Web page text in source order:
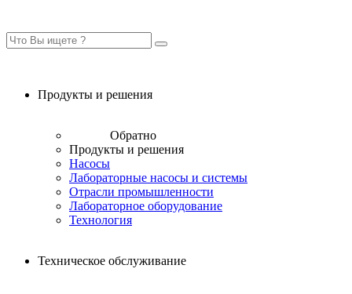
Продукты и решения
Обратно
Продукты и решения
Насосы
Лабораторные насосы и системы
Отрасли промышленности
Лабораторное оборудование
Технология
Техническое обслуживание